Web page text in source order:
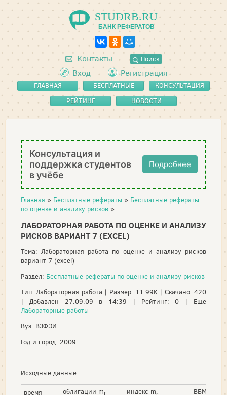
STUDRB.RU
БАНК РЕФЕРАТОВ
Контакты Поиск
Вход Регистрация
ГЛАВНАЯ
БЕСПЛАТНЫЕ
РЕФЕРАТЫ
КОНСУЛЬТАЦИЯ
РЕЙТИНГ
НОВОСТИ
Консультация и
поддержка студентов
в учёбе
Подробнее
Главная » Бесплатные рефераты » Бесплатные рефераты
по оценке и анализу рисков »
ЛАБОРАТОРНАЯ РАБОТА ПО ОЦЕНКЕ И АНАЛИЗУ
РИСКОВ ВАРИАНТ 7 (EXCEL)
Тема: Лабораторная работа по оценке и анализу рисков
вариант 7 (excel)
Раздел: Бесплатные рефераты по оценке и анализу рисков
Тип: Лабораторная работа | Размер: 11.99K | Скачано: 420
| Добавлен 27.09.09 в 14:39 | Рейтинг: 0 | Еще
Лабораторные работы
Вуз: ВЗФЭИ
Год и город: 2009
Исходные данные:
время облигации m индекс m ВБМ m